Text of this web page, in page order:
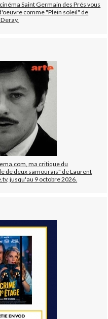
Saint Germain des Prés vous
comme "Plein soleil" de
ma critique du
de deux samouraïs" de Laurent
jusqu'au 9 octobre 2026.